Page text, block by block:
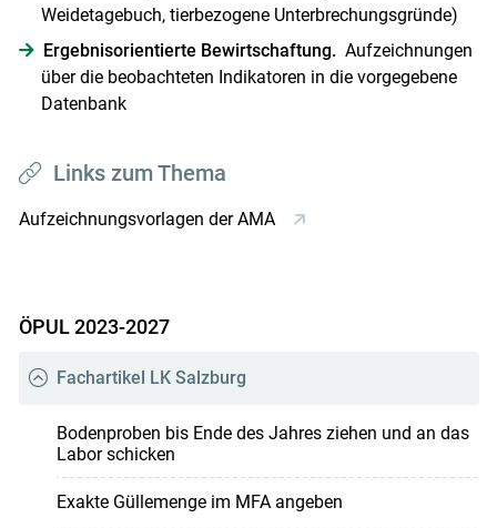
Weidetagebuch, tierbezogene Unterbrechungsgründe) ­
Ergebnisorientierte ­Bewirtschaftung. Aufzeichnungen
über die beobachteten Indikatoren in die vorgegebene
Datenbank
Links zum Thema
Aufzeichnungsvorlagen der AMA
ÖPUL 2023-2027
Fachartikel LK Salzburg
Bodenproben bis Ende des Jahres ziehen und an das
Labor schicken
Exakte Güllemenge im MFA angeben